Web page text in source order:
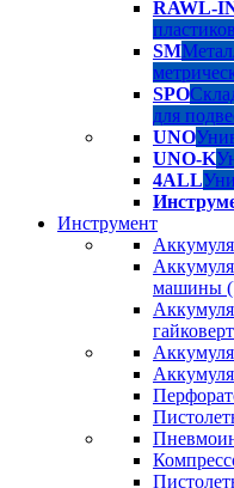
RAWL-
SM
SPO
для
UNO
UNO-K
4ALL
Инструмент
машины